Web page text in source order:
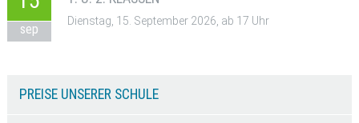
sep
Dienstag, 15. September 2026, ab 17 Uhr
PREISE UNSERER SCHULE